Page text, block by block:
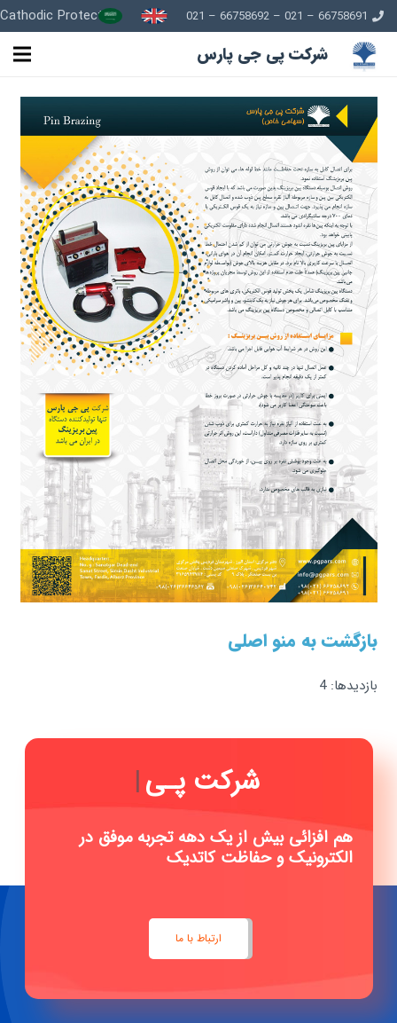
66758691 – 021 – 66758692 – 021
Cathodic Protection
شرکت پی جی پارس
بازگشت به منو اصلی
بازدیدها: 4
شرکت پـی جـی
هم افزائی بیش از یک دهه تجربه موفق در
الکترونیک و حفاظت کاتدیک
ارتباط با ما